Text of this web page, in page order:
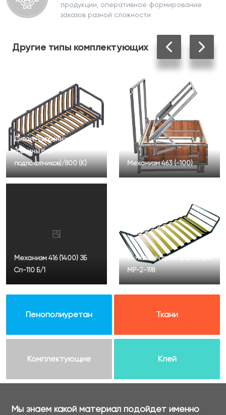
продукции, оперативное формирование
заказов разной сложности
Другие типы комплектующих
Диван "Еврокнижка "К-1" (без
корзины без
подлокотников)/800 (К)
Механизм 416 (1400) ЗБ
Сп-110 Б/1
Механизм 463 (-100)
Механизм трансформации
МР-2-198
Пенополиуретан Ткани
Комплектующие Клей
Мы знаем какой материал подойдет именно